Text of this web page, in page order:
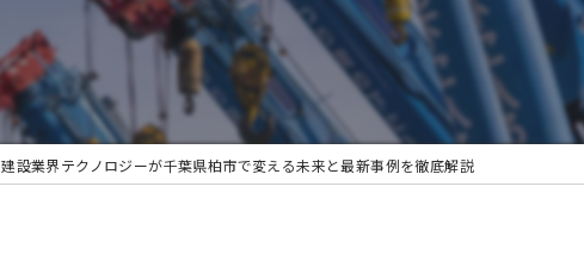
正社員
学歴不問
建設業界テクノロジーが千葉県柏市で変える未来と最新事例を徹底解説